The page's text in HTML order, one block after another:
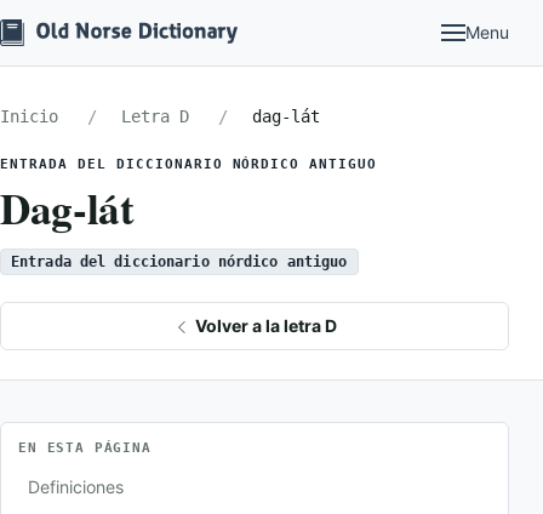
Menu
Inicio Letra D dag-lát
ENTRADA DEL DICCIONARIO NÓRDICO ANTIGUO
Dag-lát
Entrada del diccionario nórdico antiguo
Volver a la letra D
EN ESTA PÁGINA
Definiciones